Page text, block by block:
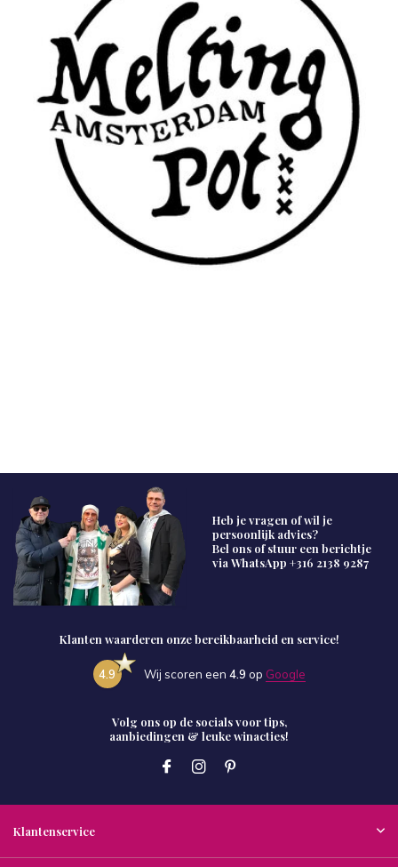
Heb je vragen of wil je
persoonlijk advies?
Bel ons of stuur een berichtje
via WhatsApp +316 2138 9287
Klanten waarderen onze bereikbaarheid en service!
4.9 Wij scoren een 4.9 op Google
Volg ons op de socials voor tips,
aanbiedingen & leuke winacties!
Klantenservice